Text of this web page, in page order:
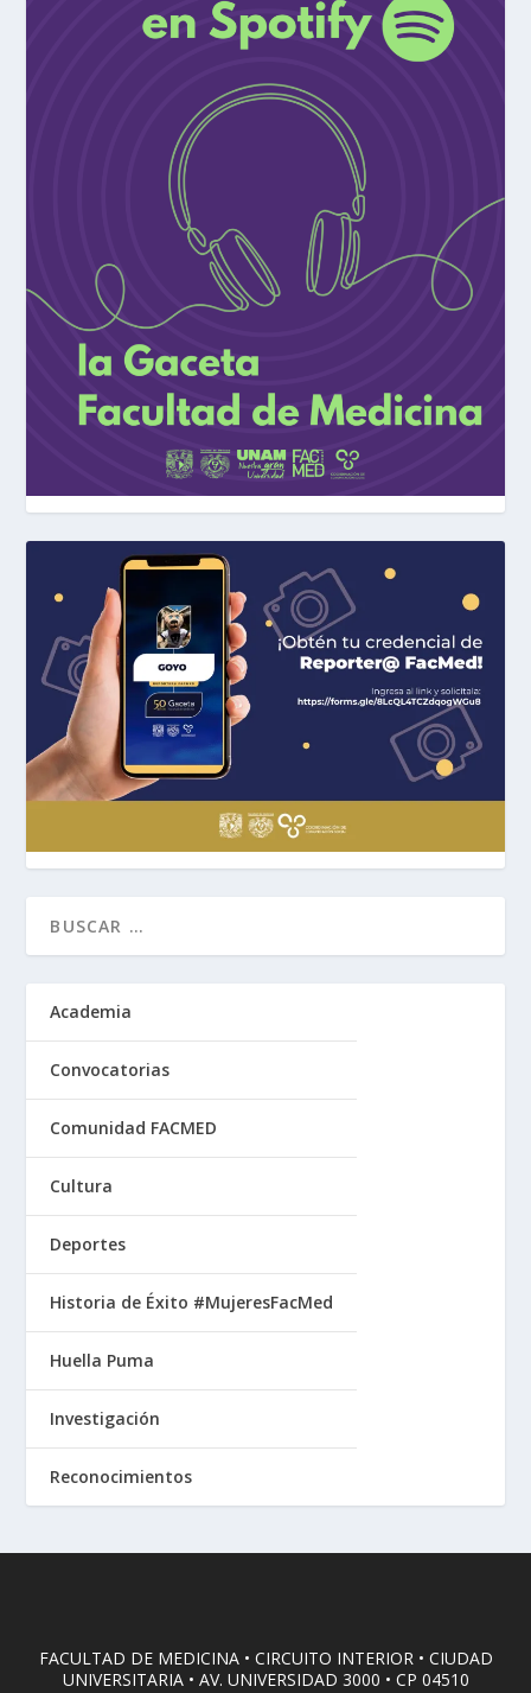
Academia
Convocatorias
Comunidad FACMED
Cultura
Deportes
Historia de Éxito #MujeresFacMed
Huella Puma
Investigación
Reconocimientos
FACULTAD DE MEDICINA • CIRCUITO INTERIOR • CIUDAD
UNIVERSITARIA • AV. UNIVERSIDAD 3000 • CP 04510